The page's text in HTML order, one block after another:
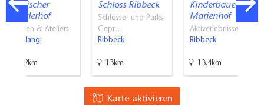
Märkischer
Künstlerhof
Galerien & Ateliers
Brieselang
15.2km
Schloss Ribbeck
Schlösser und Parks,
Gepr…
Ribbeck
13km
Kinderbauernhof
Marienhof
Aktiverlebnisse
Ribbeck
13.4km
Karte aktivieren